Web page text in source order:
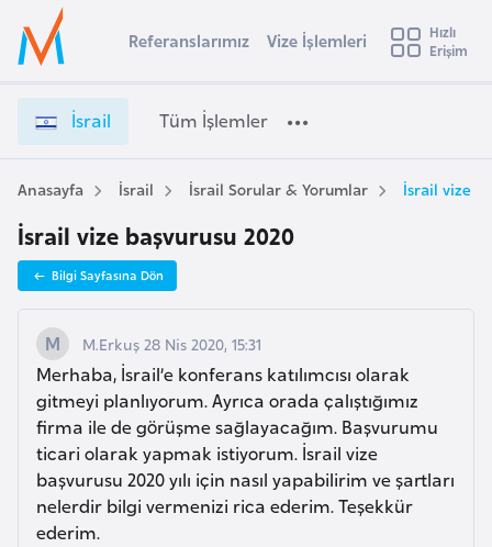
Ülke Seçimi
Başvuru yapmak istediğiniz ülkeyi seçin
Üye
Girişi
s
i
i
z
e
İ
ş
l
e
m
l
e
r
e
Referanslarımız Vize İşlemleri
Hızlı
Erişim
İsrail Tüm İşlemler
Anasayfa İsrail İsrail Sorular & Yorumlar İsrail vize
İsrail vize başvurusu 2020
Bilgi Sayfasına Dön
M.Erkuş 28 Nis 2020, 15:31
Merhaba, İsrail’e konferans katılımcısı olarak
gitmeyi planlıyorum. Ayrıca orada çalıştığımız
firma ile de görüşme sağlayacağım. Başvurumu
ticari olarak yapmak istiyorum. İsrail vize
başvurusu 2020 yılı için nasıl yapabilirim ve şartları
nelerdir bilgi vermenizi rica ederim. Teşekkür
ederim.
s
t
r
a
A
u
s
t
u
r
y
a